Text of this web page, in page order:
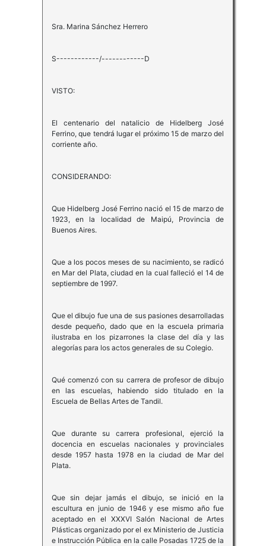
Sra. Marina Sánchez Herrero
S------------/------------D
VISTO:
El centenario del natalicio de Hidelberg José
Ferrino, que tendrá lugar el próximo 15 de marzo del
corriente año.
CONSIDERANDO:
Que Hidelberg José Ferrino nació el 15 de marzo de
1923, en la localidad de Maipú, Provincia de
Buenos Aires.
Que a los pocos meses de su nacimiento, se radicó
en Mar del Plata, ciudad en la cual falleció el 14 de
septiembre de 1997.
Que el dibujo fue una de sus pasiones desarrolladas
desde pequeño, dado que en la escuela primaria
ilustraba en los pizarrones la clase del día y las
alegorías para los actos generales de su Colegio.
Qué comenzó con su carrera de profesor de dibujo
en las escuelas, habiendo sido titulado en la
Escuela de Bellas Artes de Tandil.
Que durante su carrera profesional, ejerció la
docencia en escuelas nacionales y provinciales
desde 1957 hasta 1978 en la ciudad de Mar del
Plata.
Que sin dejar jamás el dibujo, se inició en la
escultura en junio de 1946 y ese mismo año fue
aceptado en el XXXVI Salón Nacional de Artes
Plásticas organizado por el ex Ministerio de Justicia
e Instrucción Pública en la calle Posadas 1725 de la